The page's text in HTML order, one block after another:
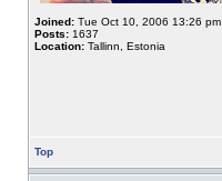
Joined: Tue Oct 10, 2006 13:26 pm
Posts: 1637
Location: Tallinn, Estonia
Top